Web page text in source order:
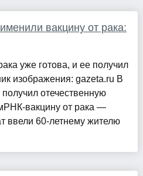
вакцину от рака:
уже готова, и ее получил
изображения: gazeta.ru В
отечественную
вакцину от рака —
ввели 60-летнему жителю